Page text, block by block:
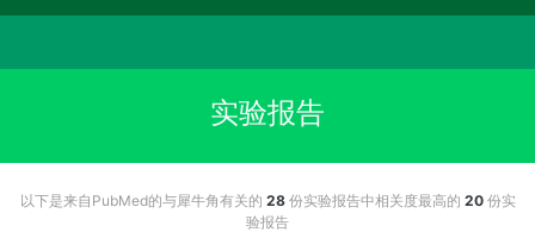
实验报告
以下是来自PubMed的与犀牛角有关的 28份实验报告中相关度最高的 20份实
验报告